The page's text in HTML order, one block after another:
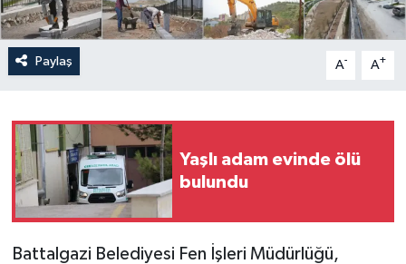
Paylaş A- A+
Yaşlı adam evinde ölü
bulundu
Battalgazi Belediyesi Fen İşleri Müdürlüğü,
Teknoloji
Yaşam